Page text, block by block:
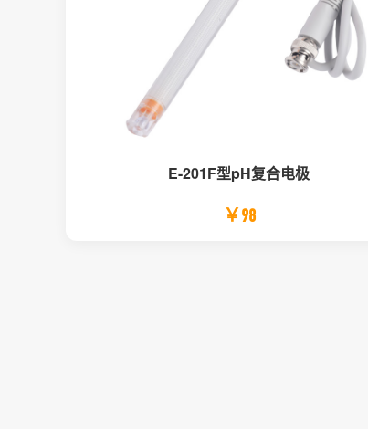
E-201F型pH复合电极
￥98